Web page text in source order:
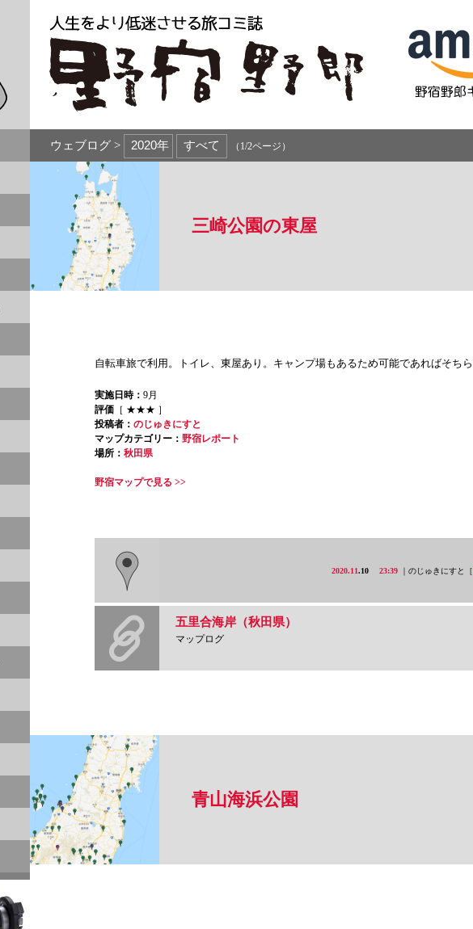
ウェブログ > （1/2ページ）
三崎公園の東屋
自転車旅で利用。トイレ、東屋あり。キャンプ場もあるため可能であればそちら
実施日時： 9月
評価 ［ ★★★ ］
投稿者： のじゅきにすと
マップカテゴリー： 野宿レポート
場所： 秋田県
野宿マップで見る >>
2020.11.10 23:39 ｜のじゅきにすと［
五里合海岸（秋田県）
マップログ
青山海浜公園